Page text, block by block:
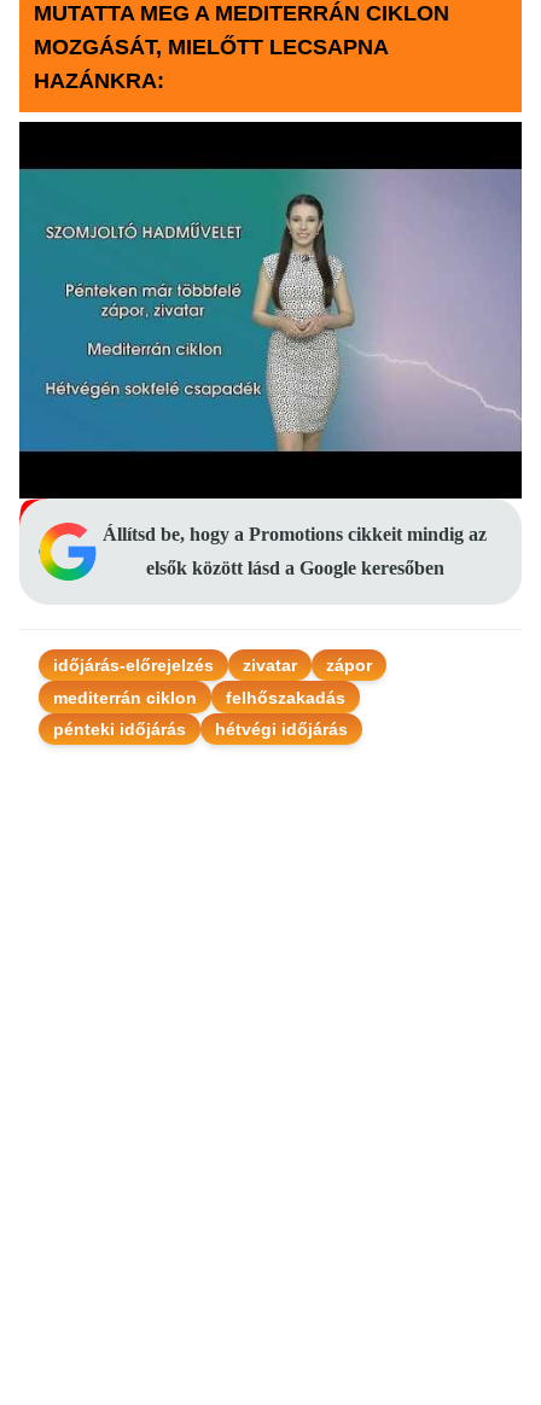
MUTATTA MEG A MEDITERRÁN CIKLON
MOZGÁSÁT, MIELŐTT LECSAPNA
HAZÁNKRA:
Állítsd be, hogy a Promotions cikkeit mindig az
elsők között lásd a Google keresőben
időjárás-előrejelzés zivatar
zápor
mediterrán ciklon
felhőszakadás
pénteki időjárás
hétvégi időjárás